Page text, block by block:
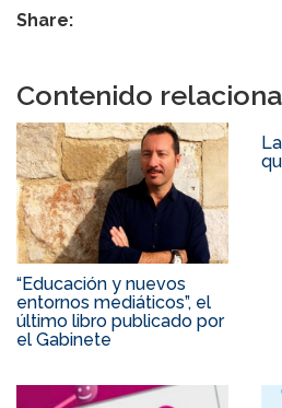
Share:
Contenido
“Educación y nuevos
entornos mediáticos”, el
último libro publicado por
el Gabinete